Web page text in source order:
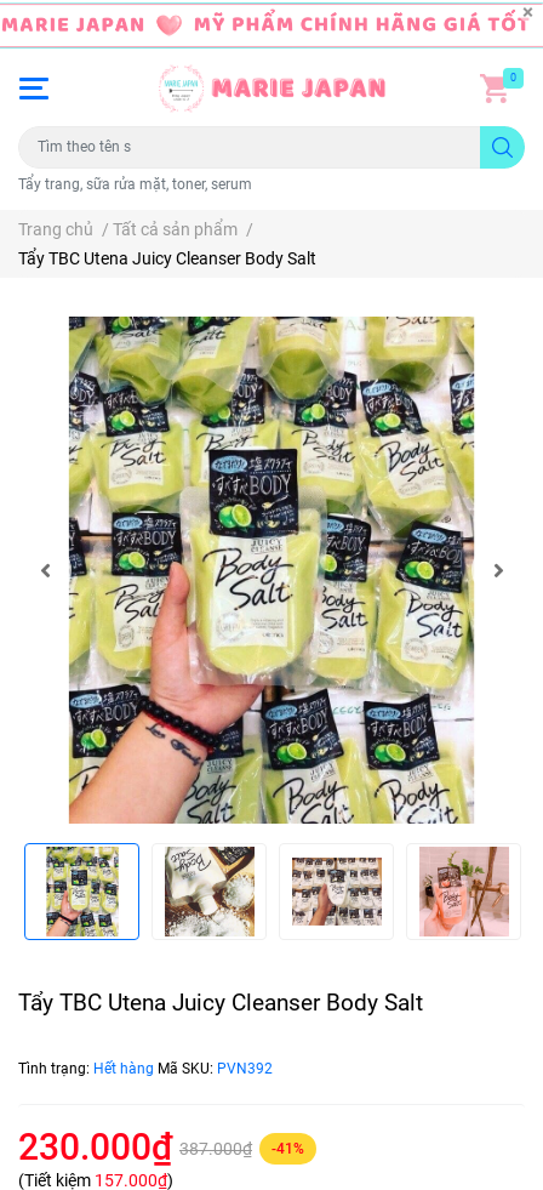
Tẩy trang, sữa rửa mặt, toner, serum
0
Trang chủ / Tất cả sản phẩm /
Tẩy TBC Utena Juicy Cleanser Body Salt
Tẩy TBC Utena Juicy Cleanser Body Salt
Tình trạng: Hết hàng Mã SKU: PVN392
230.000₫ 387.000₫ -41%
(Tiết kiệm 157.000₫)